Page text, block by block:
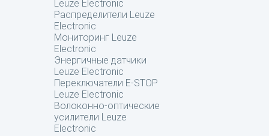
Leuze Electronic
Распределители Leuze
Electronic
Мониторинг Leuze
Electronic
Энергичные датчики
Leuze Electronic
Переключатели E-STOP
Leuze Electronic
Волоконно-оптические
усилители Leuze
Electronic